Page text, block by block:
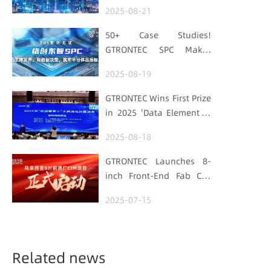
with "Low-Carbon DNA"
2025-08-21
50+ Case Studies!
GTRONTEC SPC Makes
Data for Decisions,
Strengthens
Semiconductor Quality
2025-08-19
GTRONTEC Wins First Prize
in 2025 'Data Element ×'
Manufacturing Track
2025-08-18
GTRONTEC Launches 8-
inch Front-End Fab CIM
Empowering Global
2025-07-15
Related news